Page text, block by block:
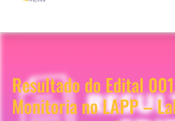
Resultado do Edital
Monitoria no LAPP –